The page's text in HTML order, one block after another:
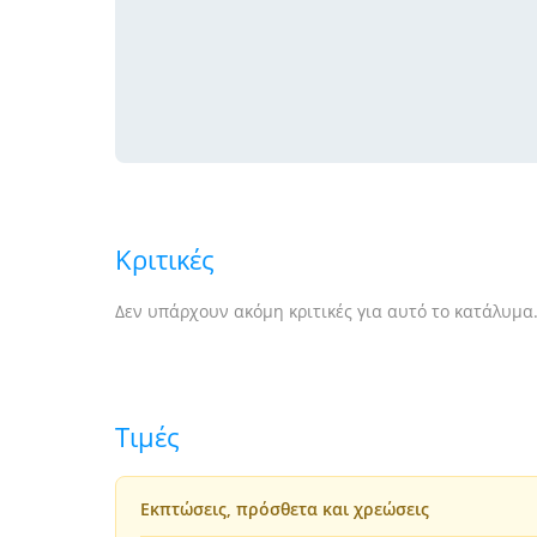
Κριτικές
Δεν υπάρχουν ακόμη κριτικές για αυτό το κατάλυμα.
Τιμές
Εκπτώσεις, πρόσθετα και χρεώσεις